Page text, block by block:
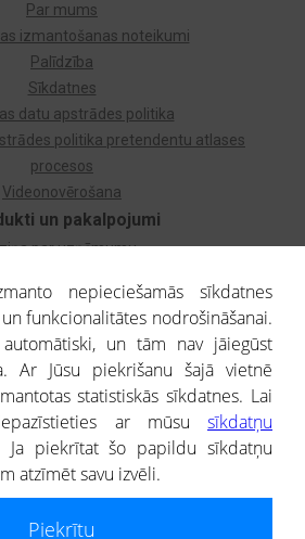
un pakalpojumi
par uzņēmumu
Dzimtas koks
Uzņēmumu atlase
Monitorings
par ārvalstu uzņēmumiem
Par mums
izmantošanas noteikumi
Palīdzība
Sīkdatnes
datu apstrādes politika
politika pretendentu atlases
procesos
Videonovērošana
nepieciešamās sīkdatnes
funkcionalitātes nodrošināšanai.
un tām nav jāiegūst
Ar Jūsu piekrišanu šajā vietnē
statistiskās sīkdatnes. Lai
ar mūsu sīkdatņu
Ja piekrītat šo papildu sīkdatņu
atzīmēt savu izvēli.
Piekrītu